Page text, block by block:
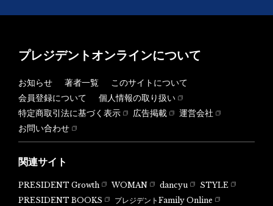
プレジデントオンラインについて
お知らせ 著者一覧
このサイトについて
会員登録について
個人情報の取り扱い
特定商取引法に基づく表示
広告掲載
運営会社
お問い合わせ
関連サイト
PRESIDENT Growth WOMAN dancyu
STYLE
PRESIDENT BOOKS
プレジデントFamily Online